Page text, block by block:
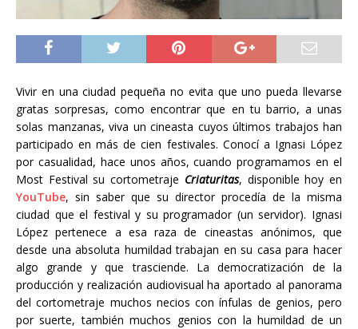
Vivir en una ciudad pequeña no evita que uno pueda llevarse
gratas sorpresas, como encontrar que en tu barrio, a unas
solas manzanas, viva un cineasta cuyos últimos trabajos han
participado en más de cien festivales. Conocí a Ignasi López
por casualidad, hace unos años, cuando programamos en el
Most Festival su cortometraje Criaturitas, disponible hoy en
YouTube, sin saber que su director procedía de la misma
ciudad que el festival y su programador (un servidor). Ignasi
López pertenece a esa raza de cineastas anónimos, que
desde una absoluta humildad trabajan en su casa para hacer
algo grande y que trasciende. La democratización de la
producción y realización audiovisual ha aportado al panorama
del cortometraje muchos necios con ínfulas de genios, pero
por suerte, también muchos genios con la humildad de un